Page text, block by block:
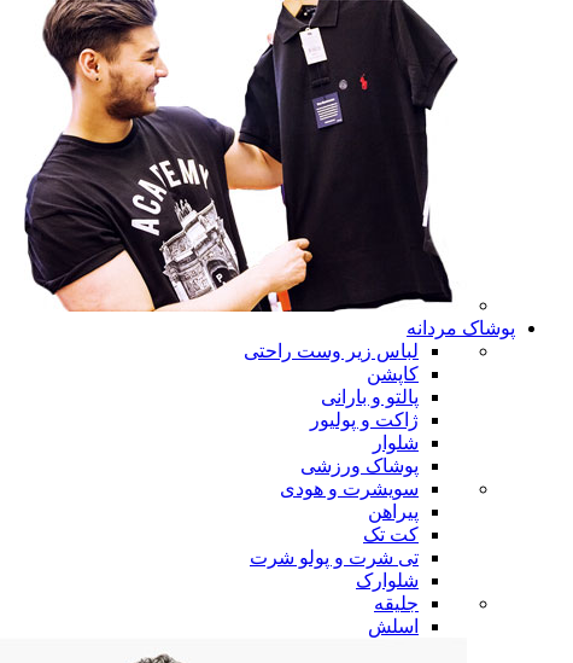
پوشاک مردانه
لباس زیر وست راحتی
کاپشن
پالتو و بارانی
ژاکت و پولیور
شلوار
پوشاک ورزشی
سویشرت و هودی
پیراهن
کت تک
تی شرت و پولو شرت
شلوارک
جلیقه
اسلش